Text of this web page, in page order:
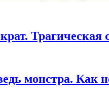
монстра. Как